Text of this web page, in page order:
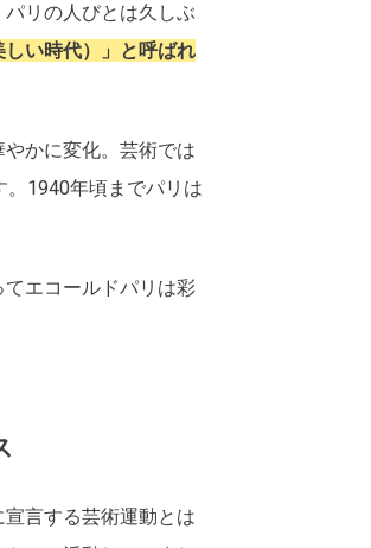
リの人びとは久しぶ
い時代）」と呼ばれ
かに変化。芸術では
1940年頃までパリは
エコールドパリは彩
言する芸術運動とは